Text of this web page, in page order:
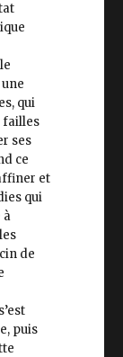
qui
failles
ses
ce
et
qui
à
de
puis